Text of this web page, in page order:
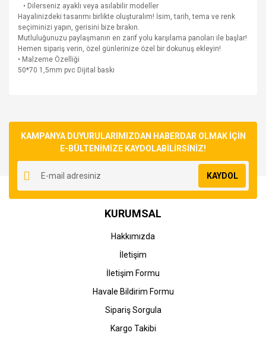
• Dilerseniz ayaklı veya asılabilir modeller
Hayalinizdeki tasarımı birlikte oluşturalım! İsim, tarih, tema ve renk
seçiminizi yapın, gerisini bize bırakın.
Mutluluğunuzu paylaşmanın en zarif yolu karşılama panoları ile başlar!
Hemen sipariş verin, özel günlerinize özel bir dokunuş ekleyin!
• Malzeme Özelliği
50*70 1,5mm pvc Dijital baskı
Yorum Yaz
kullanarak tarafımıza iletebilirsiniz.
Görüş ve önerileriniz için teşekkür ederiz.
Ürün resmi kalitesiz, bozuk veya görüntülenemiyor.
Ürün açıklamasında eksik bilgiler bulunuyor.
Ürün bilgilerinde hatalar bulunuyor.
Ürün fiyatı diğer sitelerden daha pahalı.
Gönder
KAMPANYA DUYURULARIMIZDAN HABERDAR OLMAK İÇİN
E-BÜLTENİMİZE KAYDOLABİLİRSİNİZ!
KAYDOL
KURUMSAL
Hakkımızda
İletişim
İletişim Formu
Havale Bildirim Formu
Sipariş Sorgula
Kargo Takibi